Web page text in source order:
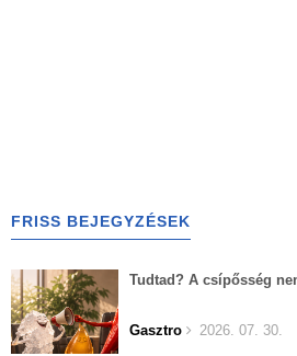
FRISS BEJEGYZÉSEK
Tudtad? A csípősség
Gasztro 2026. 07. 30.